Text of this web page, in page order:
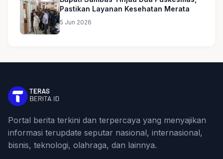
Pastikan Layanan Kesehatan Merata
5 Jun 2026
Portal berita terkini dan terpercaya yang menyajikan
informasi terupdate seputar nasional, internasional,
bisnis, teknologi, olahraga, dan lainnya.